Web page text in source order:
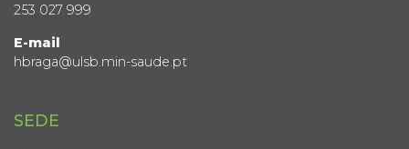
253 027 999
E-mail
hbraga@ulsb.min-saude.pt
SEDE